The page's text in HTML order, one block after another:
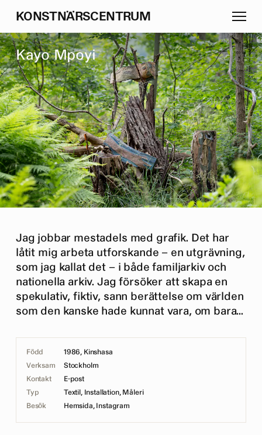
KONSTNÄRSCENTRUM
Kayo Mpoyi
Jag jobbar mestadels med grafik. Det har
låtit mig arbeta utforskande – en utgrävning,
som jag kallat det – i både familjarkiv och
nationella arkiv. Jag försöker att skapa en
spekulativ, fiktiv, sann berättelse om världen
som den kanske hade kunnat vara, om bara...
Född
1986, Kinshasa
Verksam
Stockholm
Kontakt
E-post
Typ
Textil, Installation, Måleri
Besök
Hemsida, Instagram